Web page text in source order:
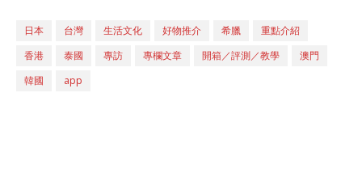
日本 台灣 生活文化 好物推介 希臘
重點介紹
香港
泰國 專訪 專欄文章 開箱／評測／教學
澳門
韓國
app